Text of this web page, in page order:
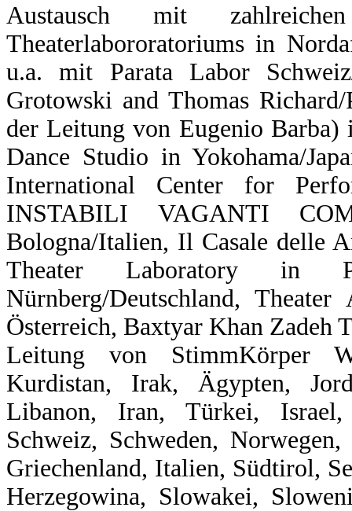
Austausch mit
Theaterlabororatoriums in
u.a. mit Parata Labor
Grotowski and Thomas
der Leitung von Eugenio
Dance Studio in Yokohama/
International Center for
INSTABILI VAGANTI
Bologna/Italien, Il Casale delle
Theater Laboratory in
Nürnberg/Deutschland,
Österreich, Baxtyar Khan Zadeh
Leitung von StimmKörper
Kurdistan, Irak, Ägypten,
Libanon, Iran, Türkei, Israel,
Schweiz, Schweden,
Griechenland, Italien, Südtirol,
Herzegowina, Slowakei,